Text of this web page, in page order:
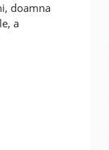
doamna
a